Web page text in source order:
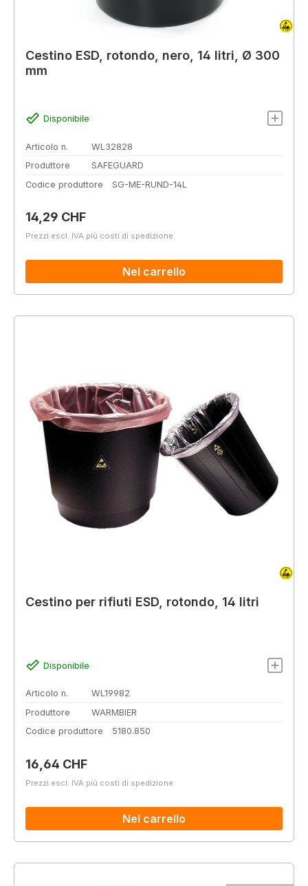
Cestino ESD, rotondo, nero, 14 litri, Ø 300
mm
Disponibile
Articolo n.
WL32828
Produttore
SAFEGUARD
Codice produttore
SG-ME-RUND-14L
Prezzo normale:
14,29 CHF
Prezzi escl. IVA più costi di spedizione
Nel carrello
Cestino per rifiuti ESD, rotondo, 14 litri
Disponibile
Articolo n.
WL19982
Produttore
WARMBIER
Codice produttore
5180.850
Prezzo normale:
16,64 CHF
Prezzi escl. IVA più costi di spedizione
Nel carrello